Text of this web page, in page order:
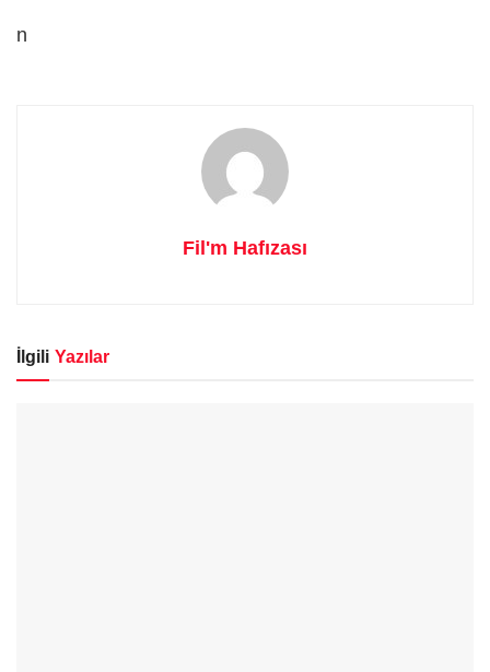
n
Fil'm Hafızası
İlgili Yazılar